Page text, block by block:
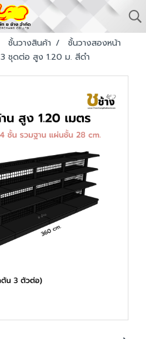
ชั้นวางสินค้า
ชั้นวางสองหน้า
ชุดต่อ สูง 1.20 ม. สีดำ